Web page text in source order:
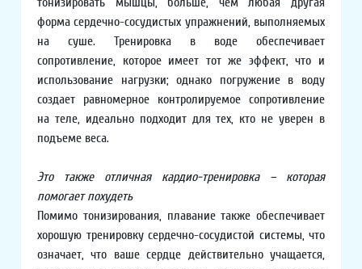
форма сердечно-сосудистых упражнений, выполняемых
на суше. Тренировка в воде обеспечивает
сопротивление, которое имеет тот же эффект, что и
использование нагрузки; однако погружение в воду
создает равномерное контролируемое сопротивление
на теле, идеально подходит для тех, кто не уверен в
подъеме веса.
Это также отличная кардио-тренировка – которая
помогает похудеть
Помимо тонизирования, плавание также обеспечивает
хорошую тренировку сердечно-сосудистой системы, что
означает, что ваше сердце действительно учащается,